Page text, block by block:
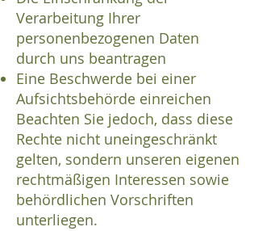
Verarbeitung Ihrer
personenbezogenen Daten
durch uns beantragen
Eine Beschwerde bei einer
Aufsichtsbehörde einreichen
Beachten Sie jedoch, dass diese
Rechte nicht uneingeschränkt
gelten, sondern unseren eigenen
rechtmäßigen Interessen sowie
behördlichen Vorschriften
unterliegen.